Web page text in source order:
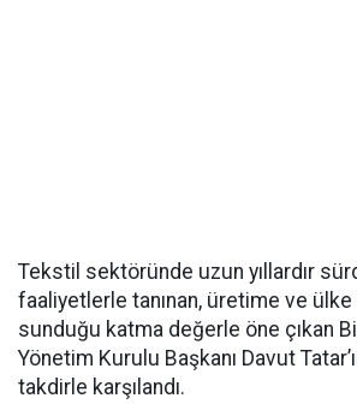
Tekstil sektöründe uzun yıllardır
faaliyetlerle tanınan, üretime ve
sunduğu katma değerle öne çıkan
Yönetim Kurulu Başkanı Davut
takdirle karşılandı.